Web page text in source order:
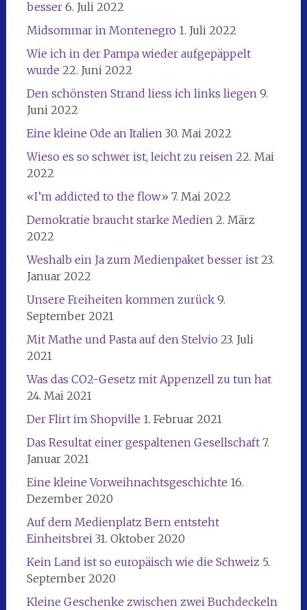
besser 6. Juli 2022
Midsommar in Montenegro 1. Juli 2022
Wie ich in der Pampa wieder aufgepäppelt
wurde 22. Juni 2022
Den schönsten Strand liess ich links liegen 9.
Juni 2022
Eine kleine Ode an Italien 30. Mai 2022
Wieso es so schwer ist, leicht zu reisen 22. Mai
2022
«I’m addicted to the flow» 7. Mai 2022
Demokratie braucht starke Medien 2. März
2022
Weshalb ein Ja zum Medienpaket besser ist 23.
Januar 2022
Unsere Freiheiten kommen zurück 9.
September 2021
Mit Mathe und Pasta auf den Stelvio 23. Juli
2021
Was das CO2-Gesetz mit Appenzell zu tun hat
24. Mai 2021
Der Flirt im Shopville 1. Februar 2021
Das Resultat einer gespaltenen Gesellschaft 7.
Januar 2021
Eine kleine Vorweihnachtsgeschichte 16.
Dezember 2020
Auf dem Medienplatz Bern entsteht
Einheitsbrei 31. Oktober 2020
Kein Land ist so europäisch wie die Schweiz 5.
September 2020
Kleine Geschenke zwischen zwei Buchdeckeln